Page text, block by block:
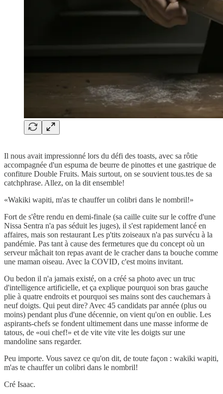
Il nous avait impressionné lors du défi des toasts, avec sa rôtie
accompagnée d'un espuma de beurre de pinottes et une gastrique de
confiture Double Fruits. Mais surtout, on se souvient tous.tes de sa
catchphrase. Allez, on la dit ensemble!
«Wakiki wapiti, m'as te chauffer un colibri dans le nombril!»
Fort de s'être rendu en demi-finale (sa caille cuite sur le coffre d'une
Nissa Sentra n'a pas séduit les juges), il s'est rapidement lancé en
affaires, mais son restaurant Les p'tits zoiseaux n'a pas survécu à la
pandémie. Pas tant à cause des fermetures que du concept où un
serveur mâchait ton repas avant de le cracher dans ta bouche comme
une maman oiseau. Avec la COVID, c'est moins invitant.
Ou bedon il n'a jamais existé, on a créé sa photo avec un truc
d'intelligence artificielle, et ça explique pourquoi son bras gauche
plie à quatre endroits et pourquoi ses mains sont des cauchemars à
neuf doigts. Qui peut dire? Avec 45 candidats par année (plus ou
moins) pendant plus d'une décennie, on vient qu'on en oublie. Les
aspirants-chefs se fondent ultimement dans une masse informe de
tatous, de «oui chef!» et de vite vite vite les doigts sur une
mandoline sans regarder.
Peu importe. Vous savez ce qu'on dit, de toute façon : wakiki wapiti,
m'as te chauffer un colibri dans le nombril!
Cré Isaac.